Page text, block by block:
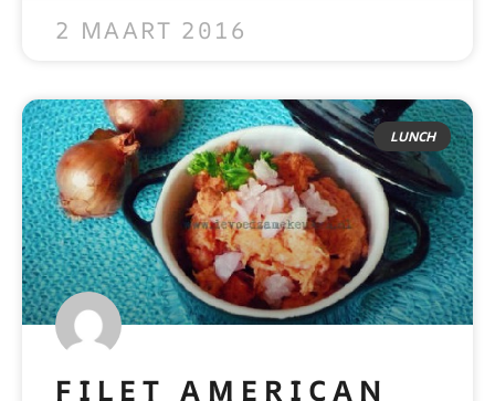
2 MAART 2016
LUNCH
FILET AMERICAN